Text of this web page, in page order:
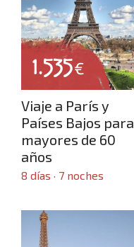
1.535€
Viaje a París y
Países Bajos para
mayores de 60
años
8 días · 7 noches